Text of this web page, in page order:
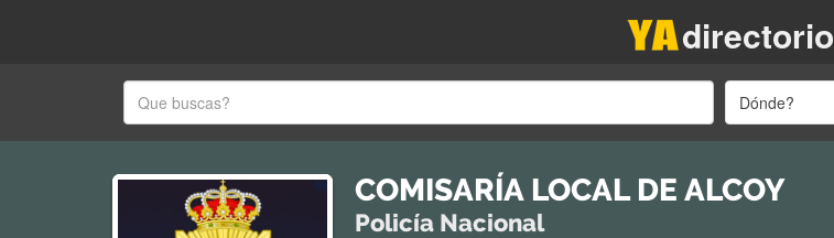
directorio
Dónde?
COMISARÍA LOCAL DE ALCOY
Policía Nacional